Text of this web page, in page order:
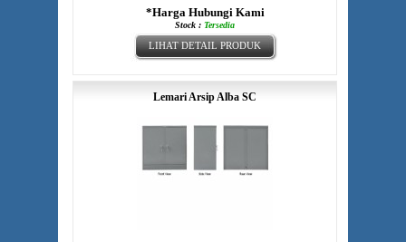
*Harga Hubungi Kami
Stock : Tersedia
LIHAT DETAIL PRODUK
Lemari Arsip Alba SC